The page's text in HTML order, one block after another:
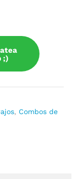
;)
, Combos de